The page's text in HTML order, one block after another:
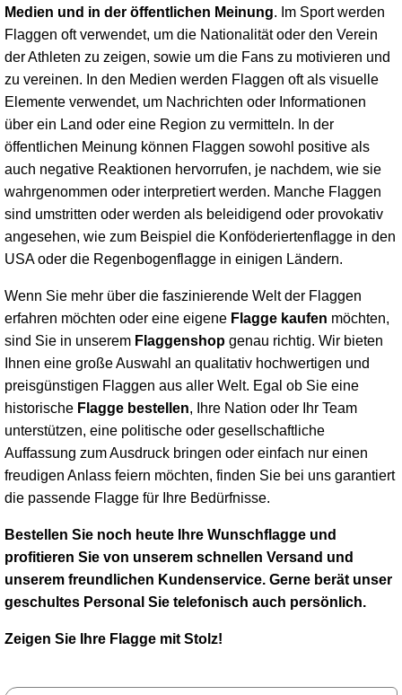
Medien und in der öffentlichen Meinung. Im Sport werden
Flaggen oft verwendet, um die Nationalität oder den Verein
der Athleten zu zeigen, sowie um die Fans zu motivieren und
zu vereinen. In den Medien werden Flaggen oft als visuelle
Elemente verwendet, um Nachrichten oder Informationen
über ein Land oder eine Region zu vermitteln. In der
öffentlichen Meinung können Flaggen sowohl positive als
auch negative Reaktionen hervorrufen, je nachdem, wie sie
wahrgenommen oder interpretiert werden. Manche Flaggen
sind umstritten oder werden als beleidigend oder provokativ
angesehen, wie zum Beispiel die Konföderiertenflagge in den
USA oder die Regenbogenflagge in einigen Ländern.
Wenn Sie mehr über die faszinierende Welt der Flaggen
erfahren möchten oder eine eigene Flagge kaufen möchten,
sind Sie in unserem Flaggenshop genau richtig. Wir bieten
Ihnen eine große Auswahl an qualitativ hochwertigen und
preisgünstigen Flaggen aus aller Welt. Egal ob Sie eine
historische Flagge bestellen, Ihre Nation oder Ihr Team
unterstützen, eine politische oder gesellschaftliche
Auffassung zum Ausdruck bringen oder einfach nur einen
freudigen Anlass feiern möchten, finden Sie bei uns garantiert
die passende Flagge für Ihre Bedürfnisse.
Bestellen Sie noch heute Ihre Wunschflagge und
profitieren Sie von unserem schnellen Versand und
unserem freundlichen Kundenservice. Gerne berät unser
geschultes Personal Sie telefonisch auch persönlich.
Zeigen Sie Ihre Flagge mit Stolz!